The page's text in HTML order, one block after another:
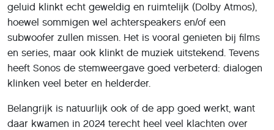
geluid klinkt echt geweldig en ruimtelijk (Dolby Atmos),
hoewel sommigen wel achterspeakers en/of een
subwoofer zullen missen. Het is vooral genieten bij films
en series, maar ook klinkt de muziek uitstekend. Tevens
heeft Sonos de stemweergave goed verbeterd: dialogen
klinken veel beter en helderder.
Belangrijk is natuurlijk ook of de app goed werkt, want
daar kwamen in 2024 terecht heel veel klachten over